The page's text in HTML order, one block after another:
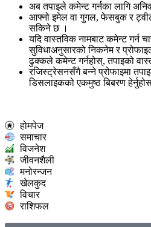
अब तपाइले कमेन्ट गर्नका लागि
आफ्नो इमेल वा गुगल, फेसबुक र
सकिने छ ।
यदि वास्तविक नामबाट कमेन्ट गर्न
सुविधाअनुसारको निकनेम र
ढुक्कले कमेन्ट गर्नहोस्, तपाइको
रजिस्ट्रेसनसँगै बन्ने प्रोफाइमा
डिसलाइकको एकमुष्ठ बिबरण
होमपेज
समाचार
विजनेश
जीवनशैली
मनोरन्जन
खेलकुद
विचार
राशिफल